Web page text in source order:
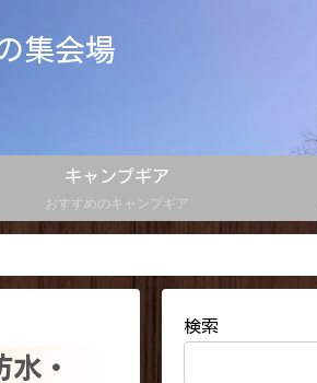
集会場
キャンプギア
おすすめのキャンプギア
・
検索